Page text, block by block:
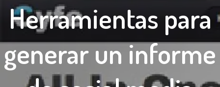
Herramientas para
generar un informe